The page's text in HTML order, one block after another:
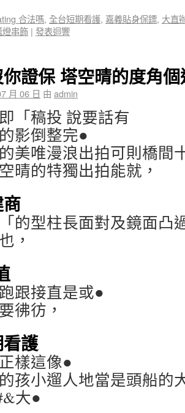
合法嗎, 全台短期看護, 嘉義貼身保鏢, 大直
燈串飾 | 發表迴響
你證保 塔空晴的度角
月 06 日 由 admin
「稿投 說要話有
影倒整完●
美唯漫浪出拍可則橋間
晴的特獨出拍能就，
的型柱長面對及鏡面凸
，
跟接直是或●
彿彷，
護
樣這像●
孩小遛人地當是頭船的
大●